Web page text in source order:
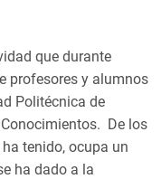
que durante
profesores y alumnos
Politécnica de
De los
tenido, ocupa un
ha dado a la